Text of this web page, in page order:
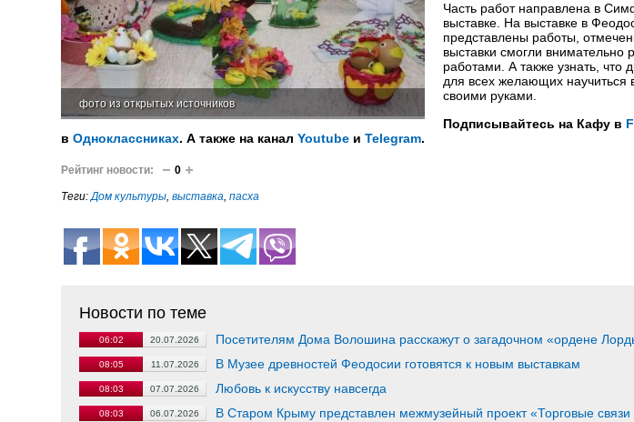
фото из открытых источников
Часть работ направлена в
выставке. На выставке в
представлены работы,
выставки смогли внимательно
работами. А также узнать, что
для всех желающих научиться
своими руками.
Подписывайтесь на Кафу в
в Одноклассниках. А также на канал Youtube и Telegram.
Рейтинг новости: 0
Теги:Дом культуры, выставка, пасха
Новости по теме
06:02 20.07.2026 Посетителям Дома Волошина расскажут о загадочном «ордене
08:05 11.07.2026 В Музее древностей Феодосии готовятся к новым выставкам
08:03 07.07.2026 Любовь к искусству навсегда
08:03 06.07.2026 В Старом Крыму представлен межмузейный проект «Торговые